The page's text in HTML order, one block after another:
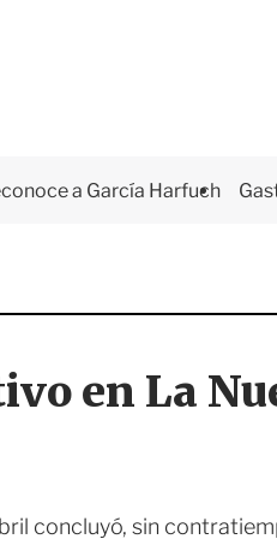
a García Harfuch
en La
concluyó, sin